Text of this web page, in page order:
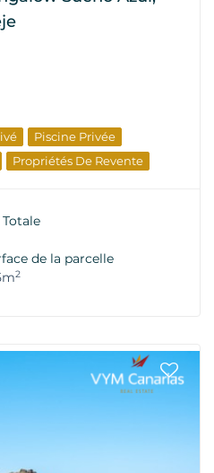
Piscine Privée
Propriétés De Revente
de la parcelle
2